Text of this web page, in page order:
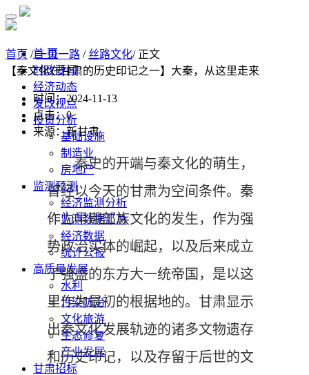
首 页
时政要闻
经济动态
发改视点
投资分析
基础设施
制造业
房地产
监测预测
经济监测分析
监测数据汇总
经济数据
统计公报
高质量发展
水利
污染防治
文化旅游
生态修复
产业发展
甘肃招标
首页 /一带一路 / 丝路文化/ 正文
【秦文化在甘肃的历史印记之一】大秦，从这里走来
时间：2024-11-13
点击：0
来源：新甘肃
秦史的开端与秦文化的萌生，
曾经以今天的甘肃为空间条件。秦
作为早期部族文化的发生，作为强
势政治实体的崛起，以及后来成立
了强盛的东方大一统帝国，是以这
里作为最初的根据地的。甘肃显示
出秦文化发展轨迹的诸多文物遗存
和历史印记，以及存留于后世的文